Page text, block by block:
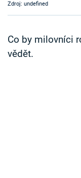
Sledujte nás
Zdroj: undefined
Co by milovníci
vědět.